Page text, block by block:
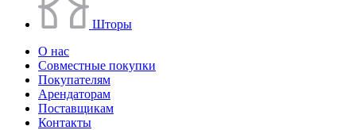
Шторы
О нас
Совместные покупки
Покупателям
Арендаторам
Поставщикам
Контакты